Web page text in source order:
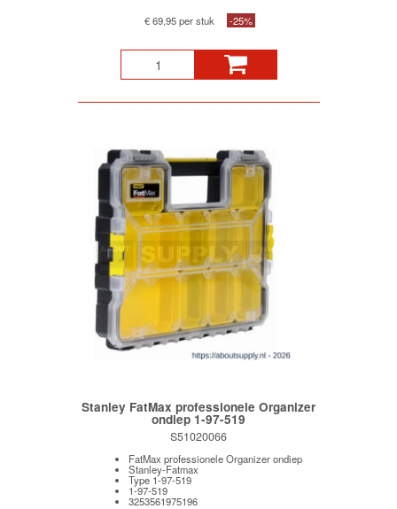
€ 69,95 per stuk -25%
Stanley FatMax professionele Organizer
ondiep 1-97-519
S51020066
FatMax professionele Organizer ondiep
Stanley-Fatmax
Type 1-97-519
1-97-519
3253561975196